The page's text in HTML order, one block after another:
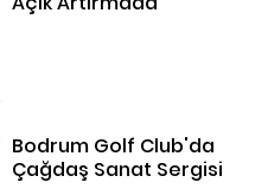
Bodrum Golf Club'da
Çağdaş Sanat Sergisi